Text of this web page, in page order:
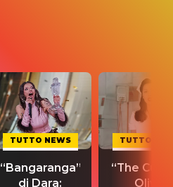
TUTTO NEWS
“Bangaranga”
di Dara:
TUTTO
“The
Olivia